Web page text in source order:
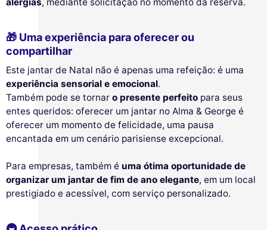
🎁 Uma experiência para oferecer ou
compartilhar
Este jantar de Natal não é apenas uma refeição: é uma
experiência sensorial e emocional.
Também pode se tornar o presente perfeito para seus
entes queridos: oferecer um jantar no Alma & George é
oferecer um momento de felicidade, uma pausa
encantada em um cenário parisiense excepcional.
Para empresas, também é uma ótima oportunidade de
organizar um jantar de fim de ano elegante, em um local
prestigiado e acessível, com serviço personalizado.